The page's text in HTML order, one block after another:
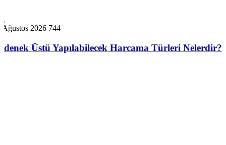
Ağustos 2026 744
Üstü Yapılabilecek Harcama Türleri Nelerdir?